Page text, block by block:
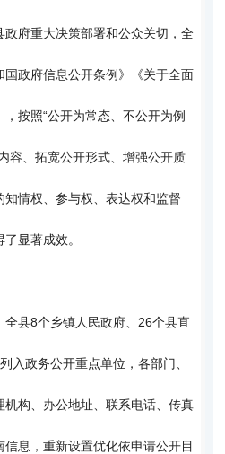
府重大决策部署和公众关切，全
政府信息公开条例》《关于全面
按照“公开为常态、不公开为例
容、拓宽公开形式、增强公开质
情权、参与权、表达权和监督
显著成效。
县8个乡镇人民政府、26个县直
入政务公开重点单位，各部门、
构、办公地址、联系电话、传真
息，重新设置优化依申请公开目